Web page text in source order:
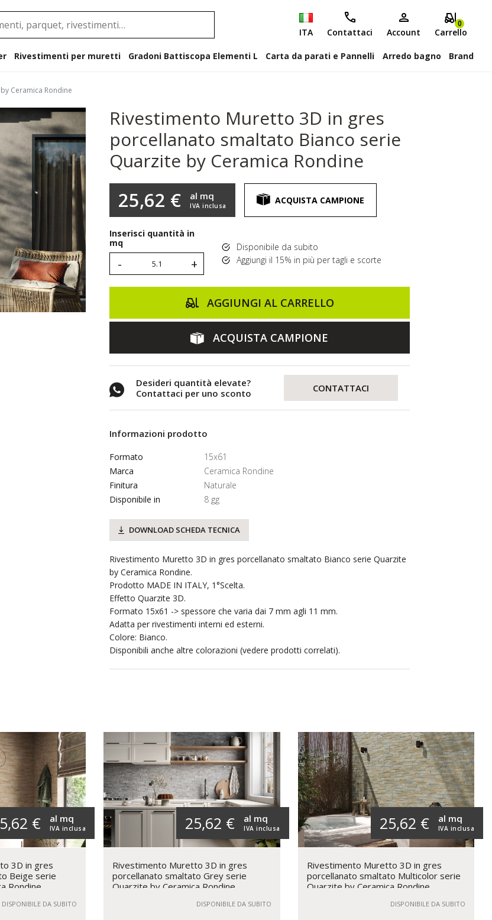
ITA Contattaci Account
0
Carrello
Rivestimenti per muretti Gradoni Battiscopa Elementi L Carta da parati e Pannelli Arredo bagno Brand
Ceramica Rondine
Rivestimento Muretto 3D in gres
porcellanato smaltato Bianco serie
Quarzite by Ceramica Rondine
25,62 € IVA inclusa
al mq ACQUISTA CAMPIONE
Inserisci quantità in
mq
- +
Disponibile da subito
Aggiungi il 15% in più per tagli e scorte
AGGIUNGI AL CARRELLO
ACQUISTA CAMPIONE
Desideri quantità elevate?
Contattaci per uno sconto
CONTATTACI
Informazioni prodotto
Formato
15x61
Marca
Ceramica Rondine
Finitura
Naturale
Disponibile in
8 gg
DOWNLOAD SCHEDA TECNICA
Rivestimento Muretto 3D in gres porcellanato smaltato Bianco serie Quarzite
by Ceramica Rondine.
Prodotto MADE IN ITALY, 1°Scelta.
Effetto Quarzite 3D.
Formato 15x61 -> spessore che varia dai 7 mm agli 11 mm.
Adatta per rivestimenti interni ed esterni.
Colore: Bianco.
Disponibili anche altre colorazioni (vedere prodotti correlati).
€ IVA inclusa
al mq
3D in gres
Beige serie
Rondine
DISPONIBILE DA SUBITO
25,62 € IVA inclusa
al mq
Rivestimento Muretto 3D in gres
porcellanato smaltato Grey serie
Quarzite by Ceramica Rondine
DISPONIBILE DA SUBITO
25,62 € IVA inclusa
al mq
Rivestimento Muretto 3D in gres
porcellanato smaltato Multicolor serie
Quarzite by Ceramica Rondine
DISPONIBILE DA SUBITO